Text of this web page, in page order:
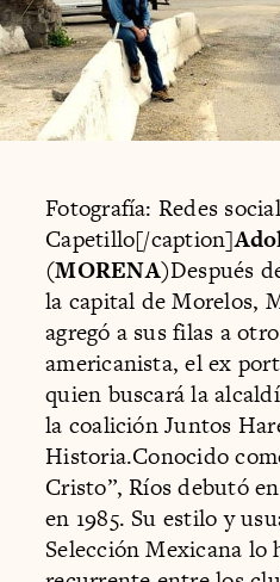
Fotografía: Redes
Capetillo[/caption]
(MORENA)Después
la capital de Morelos,
agregó a sus filas a
americanista, el ex
quien buscará la
la coalición Juntos
Historia.Conocido
Cristo”, Ríos debutó
en 1985. Su estilo y
Selección Mexicana